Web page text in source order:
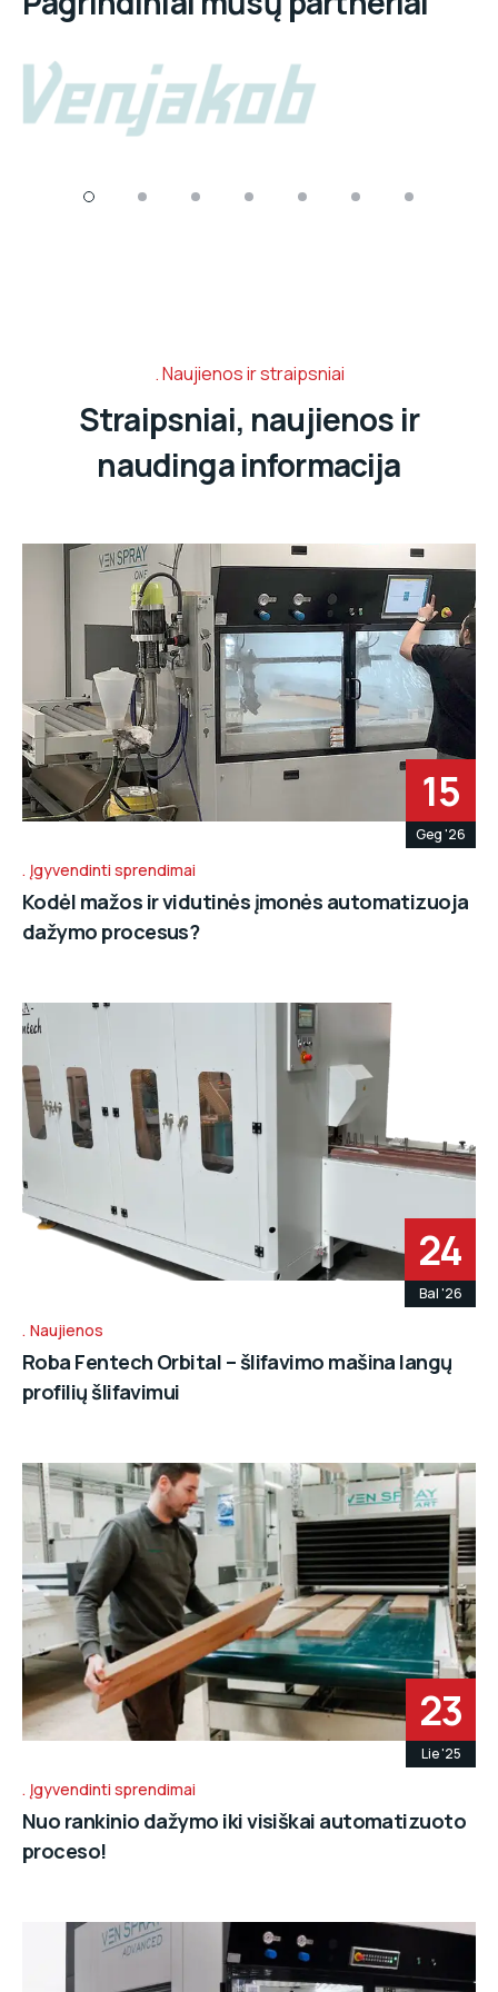
Naujienos ir straipsniai
Straipsniai, naujienos ir
naudinga informacija
15
Geg '26
Įgyvendinti sprendimai
Kodėl mažos ir vidutinės įmonės automatizuoja
dažymo procesus?
24
Bal '26
Naujienos
Roba Fentech Orbital – šlifavimo mašina langų
profilių šlifavimui
23
Lie '25
Įgyvendinti sprendimai
Nuo rankinio dažymo iki visiškai automatizuoto
proceso!